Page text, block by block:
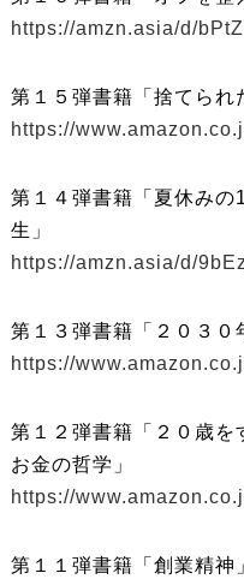
https://amzn.asia/d/
第１５弾書籍「捨てられ
https://
第１４弾書籍「夏休み
生」
https://amzn.asia/d/
第１３弾書籍「２０３０
https://
第１２弾書籍「２０歳を
お金の哲学」
https://
第１１弾書籍「創業精神